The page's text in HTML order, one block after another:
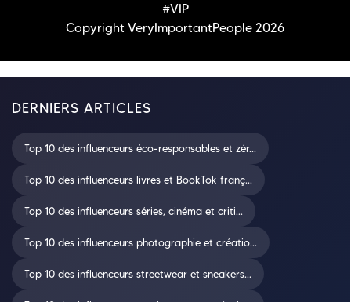
#VIP
Copyright VeryImportantPeople 2026
DERNIERS ARTICLES
Top 10 des influenceurs éco-responsables et zér...
Top 10 des influenceurs livres et BookTok franç...
Top 10 des influenceurs séries, cinéma et criti...
Top 10 des influenceurs photographie et créatio...
Top 10 des influenceurs streetwear et sneakers...